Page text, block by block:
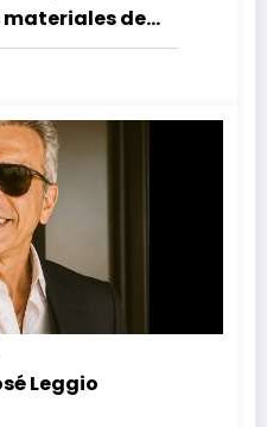
materiales de
eficiencia
Leggio